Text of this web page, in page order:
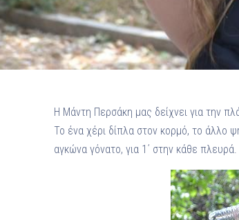
Η Μάντη Περσάκη μας δείχνει για την
Το ένα χέρι δίπλα στον κορμό, το άλλο
αγκώνα γόνατο, για 1΄ στην κάθε πλευρά.